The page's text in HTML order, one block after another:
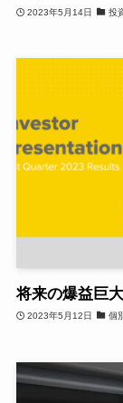
2023年5月14日 投
将来の爆益巨
2023年5月12日 個